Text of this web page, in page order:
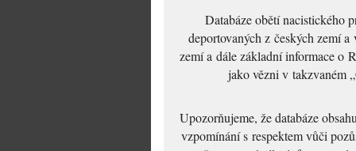
Databáze obětí nacistického
deportovaných z českých zemí
zemí a dále základní informace o
jako vězni v takzvaném
Upozorňujeme, že databáze
vzpomínání s respektem vůči